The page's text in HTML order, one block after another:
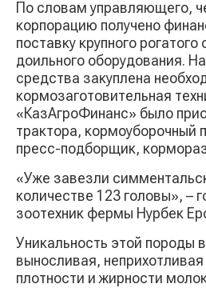
По словам управляющего,
корпорацию получено
поставку крупного
доильного оборудования.
средства закуплена
кормозаготовительная
«КазАгроФинанс» было
трактора, кормоуборочный
пресс-подборщик,
«Уже завезли
количестве 123 головы», –
зоотехник фермы Нурбек
Уникальность этой породы
выносливая,
плотности и жирности